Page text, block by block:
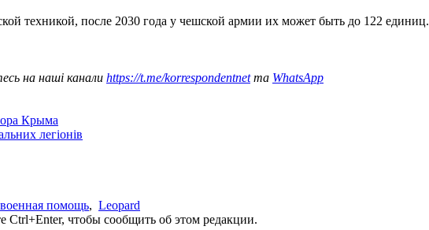
техникой, после 2030 года у чешской армии их может быть до 122 единиц.
на наші канали https://t.me/korrespondentnetта WhatsApp
Крыма
легіонів
военная помощь, Leopard
чтобы сообщить об этом редакции.